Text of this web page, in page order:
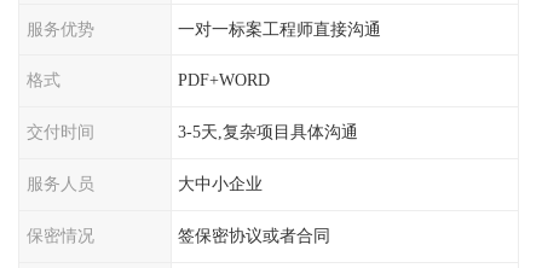
服务优势 一对一标案工程师直接沟通
格式 PDF+WORD
交付时间 3-5天,复杂项目具体沟通
服务人员 大中小企业
保密情况 签保密协议或者合同